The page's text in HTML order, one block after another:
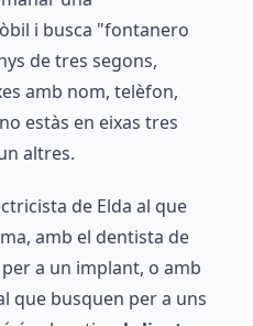
i busca "fontanero
de tres segons,
amb nom, telèfon,
estàs en eixas tres
altres.
de Elda al que
amb el dentista de
a un implant, o amb
que busquen per a uns